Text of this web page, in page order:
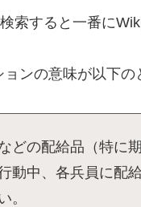
索すると一番に
ンの意味が以下の
どの配給品（特に
動中、各兵員に配
。